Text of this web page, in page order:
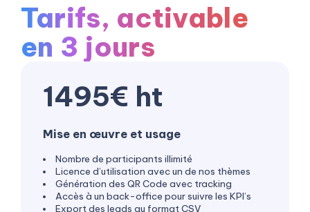
Tarifs, activable
en 3 jours
1495€ ht
Mise en œuvre et usage
Nombre de participants illimité
Licence d’utilisation avec un de nos thèmes
Génération des QR Code avec tracking
Accès à un back-office pour suivre les KPI’s
Export des leads au format CSV